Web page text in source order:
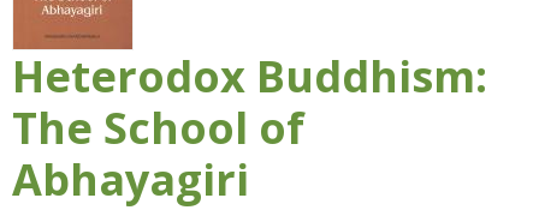
Heterodox Buddhism:
The School of
Abhayagiri